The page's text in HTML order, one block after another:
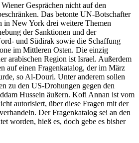
Gesprächen nicht auf den
Das betonte UN-Botschafter
in New York drei weitere Themen
der Sanktionen und der
und Südirak sowie die Schaffung
im Mittleren Osten. Die einzig
arabischen Region ist Israel. Außerdem
auf einen Fragenkatalog, der im März
so Al-Douri. Unter anderem sollen
zu den US-Drohungen gegen den
Hussein äußern. Kofi Annan ist vom
autorisiert, über diese Fragen mit der
Der Fragenkatalog sei an den
worden, hieß es, doch gebe es bisher